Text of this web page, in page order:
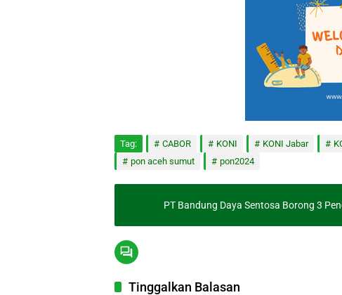
Tag: CABOR KONI KONI Jabar
pon aceh sumut
pon2024
PT Bandung Daya Sentosa Borong 3
Tinggalkan Balasan